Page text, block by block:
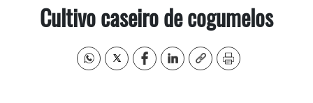
Cultivo caseiro de cogumelos